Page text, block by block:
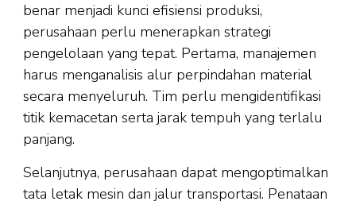
benar menjadi kunci efisiensi produksi,
perusahaan perlu menerapkan strategi
pengelolaan yang tepat. Pertama, manajemen
harus menganalisis alur perpindahan material
secara menyeluruh. Tim perlu mengidentifikasi
titik kemacetan serta jarak tempuh yang terlalu
panjang.
Selanjutnya, perusahaan dapat mengoptimalkan
tata letak mesin dan jalur transportasi. Penataan